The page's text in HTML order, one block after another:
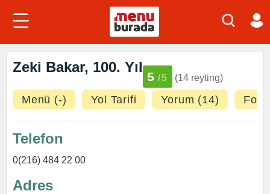
Zeki Bakar, 100. Yıl
5 /5 (14 reyting)
Menü (-) Yol Tarifi Yorum (14)
Telefon
0(216) 484 22 00
Adres